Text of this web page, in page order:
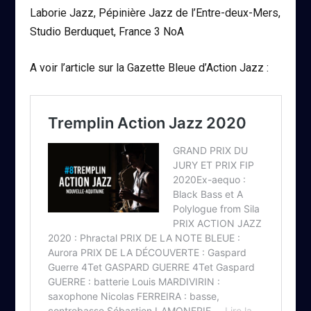
Laborie Jazz, Pépinière Jazz de l’Entre-deux-Mers,
Studio Berduquet, France 3 NoA
A voir l’article sur la Gazette Bleue d’Action Jazz :